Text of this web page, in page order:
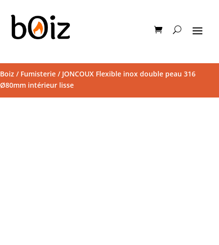
Boiz / Fumisterie / JONCOUX Flexible inox double peau 316
Ø80mm intérieur lisse